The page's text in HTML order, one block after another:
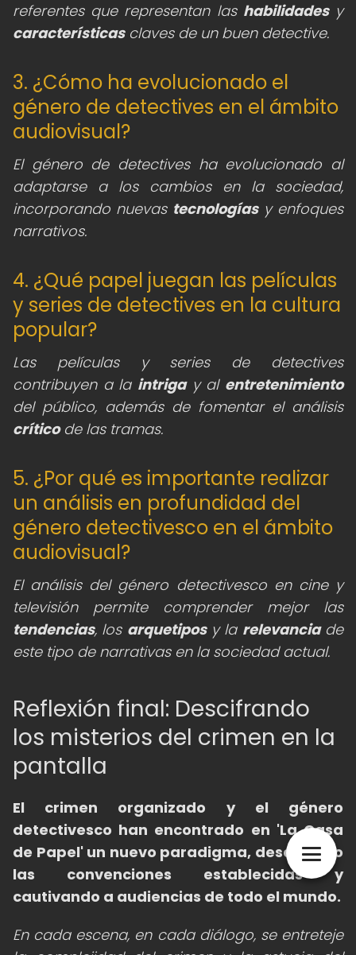
referentes que representan las habilidadesy
característicasclaves de un buen detective.
3. ¿Cómo ha evolucionado el
género de detectives en el ámbito
audiovisual?
El género de detectives ha evolucionado al
adaptarse a los cambios en la sociedad,
incorporando nuevas tecnologíasy enfoques
narrativos.
4. ¿Qué papel juegan las películas
y series de detectives en la cultura
popular?
Las películas y series de detectives
contribuyen a la intrigay al entretenimiento
del público, además de fomentar el análisis
críticode las tramas.
5. ¿Por qué es importante realizar
un análisis en profundidad del
género detectivesco en el ámbito
audiovisual?
El análisis del género detectivesco en cine y
televisión permite comprender mejor las
tendencias, los arquetiposy la relevanciade
este tipo de narrativas en la sociedad actual.
Reflexión final: Descifrando
los misterios del crimen en la
pantalla
El crimen organizado y el género
detectivesco han encontrado en 'La Casa
de Papel' un nuevo paradigma, desafiando
las convenciones establecidas y
cautivando a audiencias de todo el mundo.
En cada escena, en cada diálogo, se entreteje